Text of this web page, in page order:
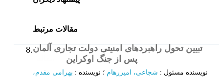
مقالات مرتبط
8.تبیین تحول راهبردهای امنیتی دولت تجاری آلمان
پس از جنگ اوکراین
نویسنده مسئول : شجاعی، امیررهام ؛ نویسنده : بهرامی مقدم،